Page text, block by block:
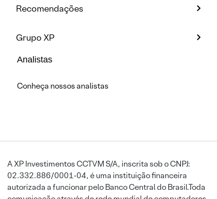
Recomendações
Grupo XP
Analistas
Conheça nossos analistas
A XP Investimentos CCTVM S/A, inscrita sob o CNPJ:
02.332.886/0001-04, é uma instituição financeira
autorizada a funcionar pelo Banco Central do Brasil.Toda